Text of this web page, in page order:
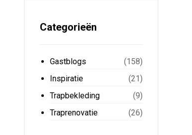
Categorieën
Gastblogs
(158)
Inspiratie
(21)
Trapbekleding
(9)
Traprenovatie
(26)